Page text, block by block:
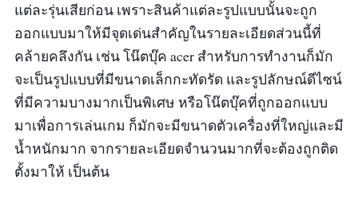
แต่ละรุ่นเสียก่อน เพราะสินค้าแต่ละรูปแบบนั้นจะถูก
ออกแบบมาให้มีจุดเด่นสำคัญในรายละเอียดส่วนนี้ที่
คล้ายคลึงกัน เช่น โน๊ตบุ๊ค acer สำหรับการทำงานก็มัก
จะเป็นรูปแบบที่มีขนาดเล็กกะทัดรัด และรูปลักษณ์ดีไซน์
ที่มีความบางมากเป็นพิเศษ หรือโน๊ตบุ๊คที่ถูกออกแบบ
มาเพื่อการเล่นเกม ก็มักจะมีขนาดตัวเครื่องที่ใหญ่และมี
น้ำหนักมาก จากรายละเอียดจำนวนมากที่จะต้องถูกติด
ตั้งมาให้ เป็นต้น